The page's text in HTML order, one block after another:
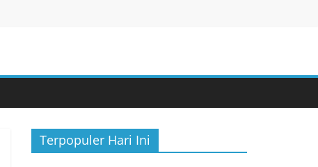
Terpopuler Hari Ini